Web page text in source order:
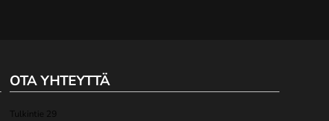
OTA YHTEYTTÄ
Tulkintie 29